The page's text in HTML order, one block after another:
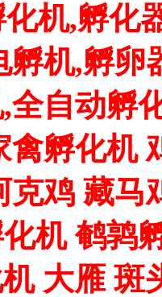
机,孵化
孵机,孵卵
全自动孵
禽孵化机
克鸡 藏马
机 鹌鹑
大雁 斑